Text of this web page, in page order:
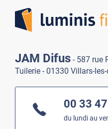
JAM Difus - 587 rue
Tuilerie - 01330 Villars-
00 33
du lundi au